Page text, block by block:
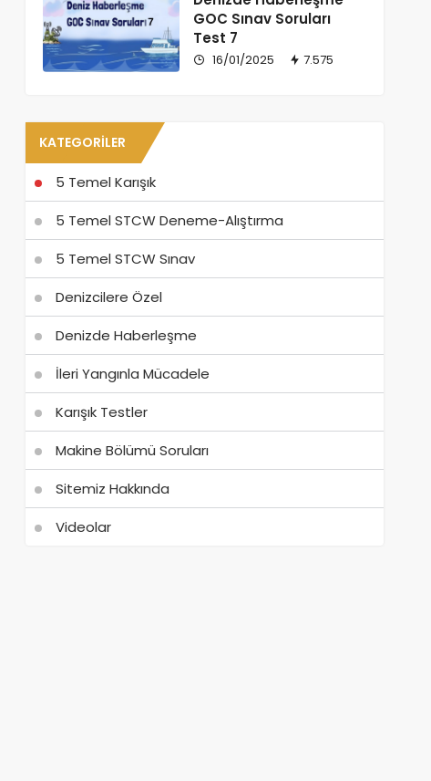
GOC Sınav Soruları
Test 7
16/01/2025 7.575
KATEGORILER
5 Temel Karışık
5 Temel STCW Deneme-Alıştırma
5 Temel STCW Sınav
Denizcilere Özel
Denizde Haberleşme
İleri Yangınla Mücadele
Karışık Testler
Makine Bölümü Soruları
Sitemiz Hakkında
Videolar